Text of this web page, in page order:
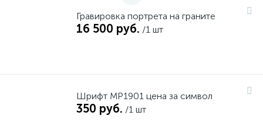
Гравировка портрета на граните
16 500 руб. /1 шт
Шрифт MP1901 цена за символ
350 руб. /1 шт